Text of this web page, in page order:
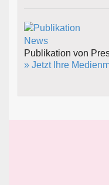
Publikation von
» Jetzt Ihre